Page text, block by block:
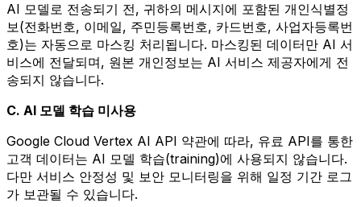
AI 모델로 전송되기 전, 귀하의 메시지에 포함된 개인식별정
보(전화번호, 이메일, 주민등록번호, 카드번호, 사업자등록번
호)는 자동으로 마스킹 처리됩니다. 마스킹된 데이터만 AI 서
비스에 전달되며, 원본 개인정보는 AI 서비스 제공자에게 전
송되지 않습니다.
C. AI 모델 학습 미사용
Google Cloud Vertex AI API 약관에 따라, 유료 API를 통한
고객 데이터는 AI 모델 학습(training)에 사용되지 않습니다.
다만 서비스 안정성 및 보안 모니터링을 위해 일정 기간 로그
가 보관될 수 있습니다.